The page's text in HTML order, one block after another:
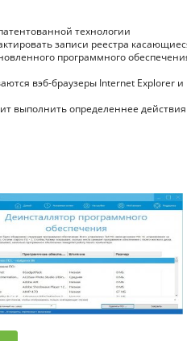
технологии
записи реестра
программного
вэб-браузеры Internet Explorer и
выполнить определеннее